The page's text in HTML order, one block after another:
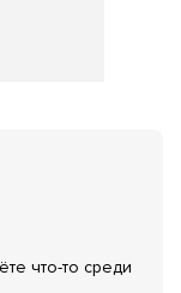
что-то среди